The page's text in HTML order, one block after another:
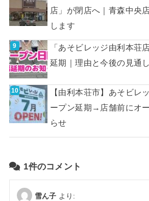
店」が閉店へ｜青森中央
します
「あそビレッジ由利本荘
延期｜理由と今後の見通し
【由利本荘市】あそビレ
ープン延期→店舗前にオ
らせ
1件のコメント
雪ん子 より: